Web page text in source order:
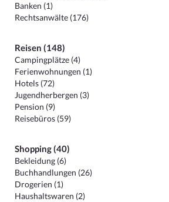
Banken (1)
Rechtsanwälte (176)
Reisen (148)
Campingplätze (4)
Ferienwohnungen (1)
Hotels (72)
Jugendherbergen (3)
Pension (9)
Reisebüros (59)
Shopping (40)
Bekleidung (6)
Buchhandlungen (26)
Drogerien (1)
Haushaltswaren (2)